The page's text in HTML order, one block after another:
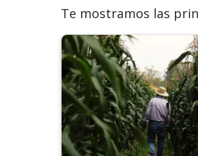
Te mostramos las